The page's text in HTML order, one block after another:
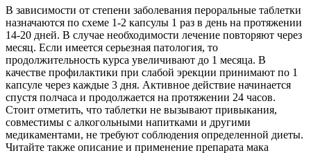
В зависимости от степени заболевания пероральные таблетки
назначаются по схеме 1-2 капсулы 1 раз в день на протяжении
14-20 дней. В случае необходимости лечение повторяют через
месяц. Если имеется серьезная патология, то
продолжительность курса увеличивают до 1 месяца. В
качестве профилактики при слабой эрекции принимают по 1
капсуле через каждые 3 дня. Активное действие начинается
спустя полчаса и продолжается на протяжении 24 часов.
Стоит отметить, что таблетки не вызывают привыкания,
совместимы с алкогольными напитками и другими
медикаментами, не требуют соблюдения определенной диеты.
Читайте также описание и применение препарата мака